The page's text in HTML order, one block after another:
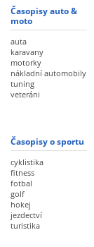
Časopisy auto &
moto
auta
karavany
motorky
nákladní automobily
tuning
veteráni
Časopisy o sportu
cyklistika
fitness
fotbal
golf
hokej
jezdectví
turistika